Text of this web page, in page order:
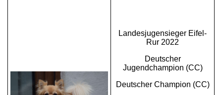
Landesjugensieger Eifel-
Rur 2022
Deutscher
Jugendchampion (CC)
Deutscher Champion (CC)